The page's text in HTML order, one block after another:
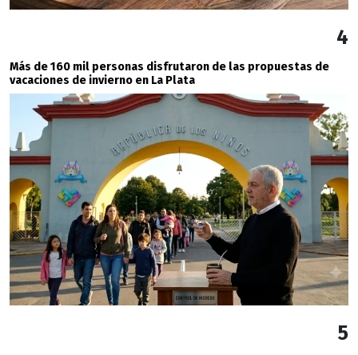
4
Más de 160 mil personas disfrutaron de las propuestas de
vacaciones de invierno en La Plata
5